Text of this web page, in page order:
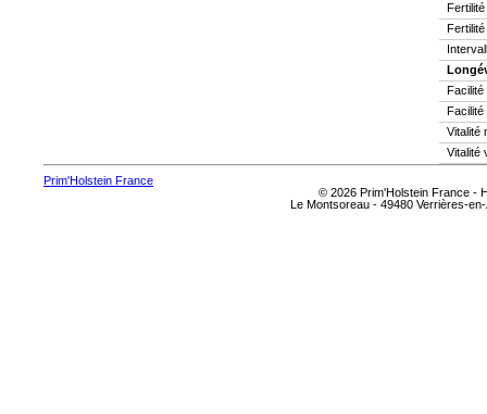
Facilité
Facilité
Vitalité
Vitalité
Prim'Holstein France
© 2026 Prim'Holstein France -
Le Montsoreau - 49480 Verrières-